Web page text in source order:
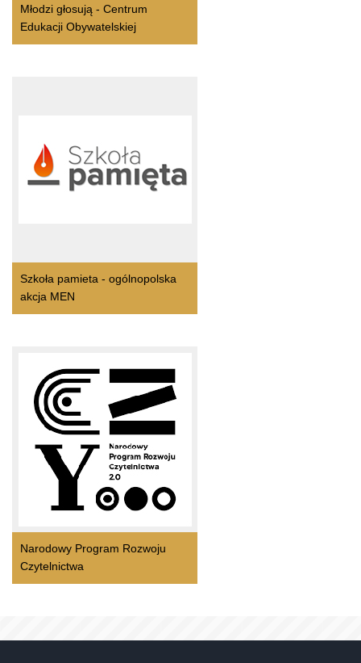
Młodzi głosują - Centrum
Edukacji Obywatelskiej
Szkoła pamieta - ogólnopolska
akcja MEN
Narodowy Program Rozwoju
Czytelnictwa